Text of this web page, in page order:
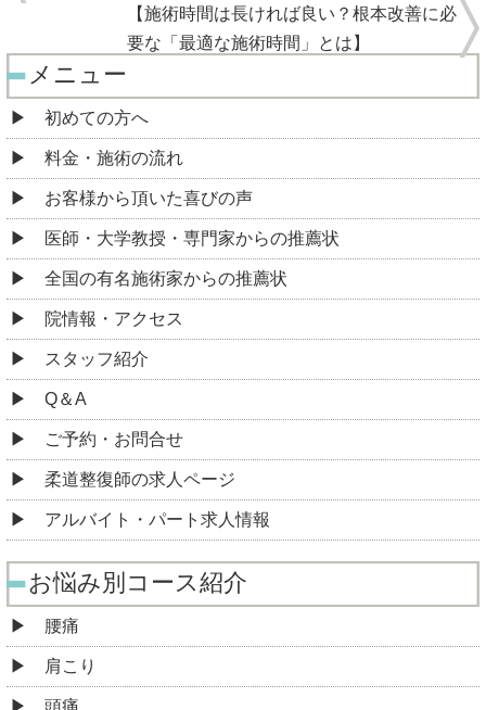
【施術時間は長ければ良い？根本改善に必
要な「最適な施術時間」とは】
メニュー
初めての方へ
料金・施術の流れ
お客様から頂いた喜びの声
医師・大学教授・専門家からの推薦状
全国の有名施術家からの推薦状
院情報・アクセス
スタッフ紹介
Q＆A
ご予約・お問合せ
柔道整復師の求人ページ
アルバイト・パート求人情報
お悩み別コース紹介
腰痛
肩こり